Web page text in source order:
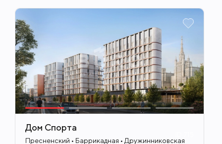
Дом Спорта
Пресненский • Баррикадная • Дружинниковская